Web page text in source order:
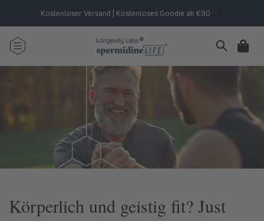
Inhalt
Kostenloser Versand | Kostenloses Goodie ab €90
Warenkorb
Körperlich und geistig fit? Just